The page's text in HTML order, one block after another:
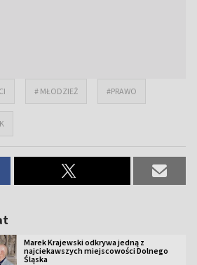
# MŁODZIEŻ #PRAWO
Marek Krajewski odkrywa jedną z
najciekawszych miejscowości Dolnego
Śląska